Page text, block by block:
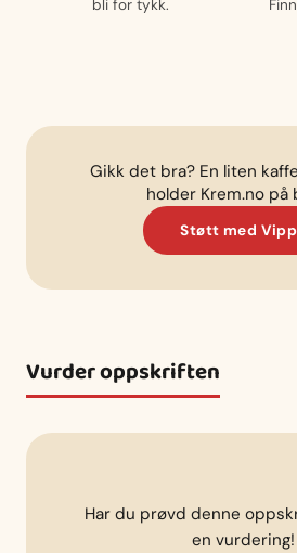
bli for tykk.
Gikk det bra? En liten
holder Krem.no på
Støtt med
Vurder oppskriften
Har du prøvd denne
en vurdering!